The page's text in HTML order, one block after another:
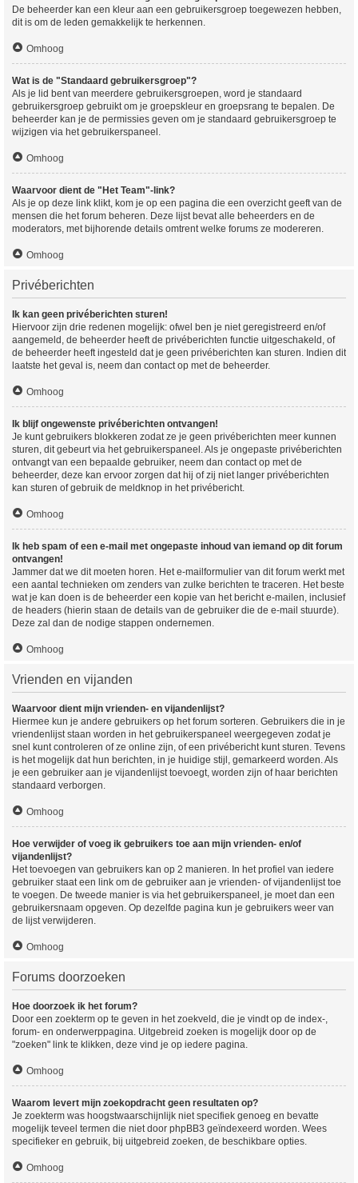
De beheerder kan een kleur aan een gebruikersgroep toegewezen hebben,
dit is om de leden gemakkelijk te herkennen.
Omhoog
Wat is de "Standaard gebruikersgroep"?
Als je lid bent van meerdere gebruikersgroepen, word je standaard
gebruikersgroep gebruikt om je groepskleur en groepsrang te bepalen. De
beheerder kan je de permissies geven om je standaard gebruikersgroep te
wijzigen via het gebruikerspaneel.
Omhoog
Waarvoor dient de "Het Team"-link?
Als je op deze link klikt, kom je op een pagina die een overzicht geeft van de
mensen die het forum beheren. Deze lijst bevat alle beheerders en de
moderators, met bijhorende details omtrent welke forums ze modereren.
Omhoog
Privéberichten
Ik kan geen privéberichten sturen!
Hiervoor zijn drie redenen mogelijk: ofwel ben je niet geregistreerd en/of
aangemeld, de beheerder heeft de privéberichten functie uitgeschakeld, of
de beheerder heeft ingesteld dat je geen privéberichten kan sturen. Indien dit
laatste het geval is, neem dan contact op met de beheerder.
Omhoog
Ik blijf ongewenste privéberichten ontvangen!
Je kunt gebruikers blokkeren zodat ze je geen privéberichten meer kunnen
sturen, dit gebeurt via het gebruikerspaneel. Als je ongepaste privéberichten
ontvangt van een bepaalde gebruiker, neem dan contact op met de
beheerder, deze kan ervoor zorgen dat hij of zij niet langer privéberichten
kan sturen of gebruik de meldknop in het privébericht.
Omhoog
Ik heb spam of een e-mail met ongepaste inhoud van iemand op dit forum
ontvangen!
Jammer dat we dit moeten horen. Het e-mailformulier van dit forum werkt met
een aantal technieken om zenders van zulke berichten te traceren. Het beste
wat je kan doen is de beheerder een kopie van het bericht e-mailen, inclusief
de headers (hierin staan de details van de gebruiker die de e-mail stuurde).
Deze zal dan de nodige stappen ondernemen.
Omhoog
Vrienden en vijanden
Waarvoor dient mijn vrienden- en vijandenlijst?
Hiermee kun je andere gebruikers op het forum sorteren. Gebruikers die in je
vriendenlijst staan worden in het gebruikerspaneel weergegeven zodat je
snel kunt controleren of ze online zijn, of een privébericht kunt sturen. Tevens
is het mogelijk dat hun berichten, in je huidige stijl, gemarkeerd worden. Als
je een gebruiker aan je vijandenlijst toevoegt, worden zijn of haar berichten
standaard verborgen.
Omhoog
Hoe verwijder of voeg ik gebruikers toe aan mijn vrienden- en/of
vijandenlijst?
Het toevoegen van gebruikers kan op 2 manieren. In het profiel van iedere
gebruiker staat een link om de gebruiker aan je vrienden- of vijandenlijst toe
te voegen. De tweede manier is via het gebruikerspaneel, je moet dan een
gebruikersnaam opgeven. Op dezelfde pagina kun je gebruikers weer van
de lijst verwijderen.
Omhoog
Forums doorzoeken
Hoe doorzoek ik het forum?
Door een zoekterm op te geven in het zoekveld, die je vindt op de index-,
forum- en onderwerppagina. Uitgebreid zoeken is mogelijk door op de
"zoeken" link te klikken, deze vind je op iedere pagina.
Omhoog
Waarom levert mijn zoekopdracht geen resultaten op?
Je zoekterm was hoogstwaarschijnlijk niet specifiek genoeg en bevatte
mogelijk teveel termen die niet door phpBB3 geïndexeerd worden. Wees
specifieker en gebruik, bij uitgebreid zoeken, de beschikbare opties.
Omhoog